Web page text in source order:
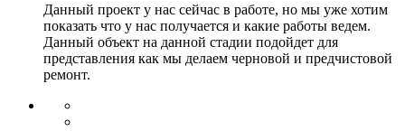
Данный проект у нас сейчас в работе, но мы уже хотим
показать что у нас получается и какие работы ведем.
Данный объект на данной стадии подойдет для
представления как мы делаем черновой и предчистовой
ремонт.